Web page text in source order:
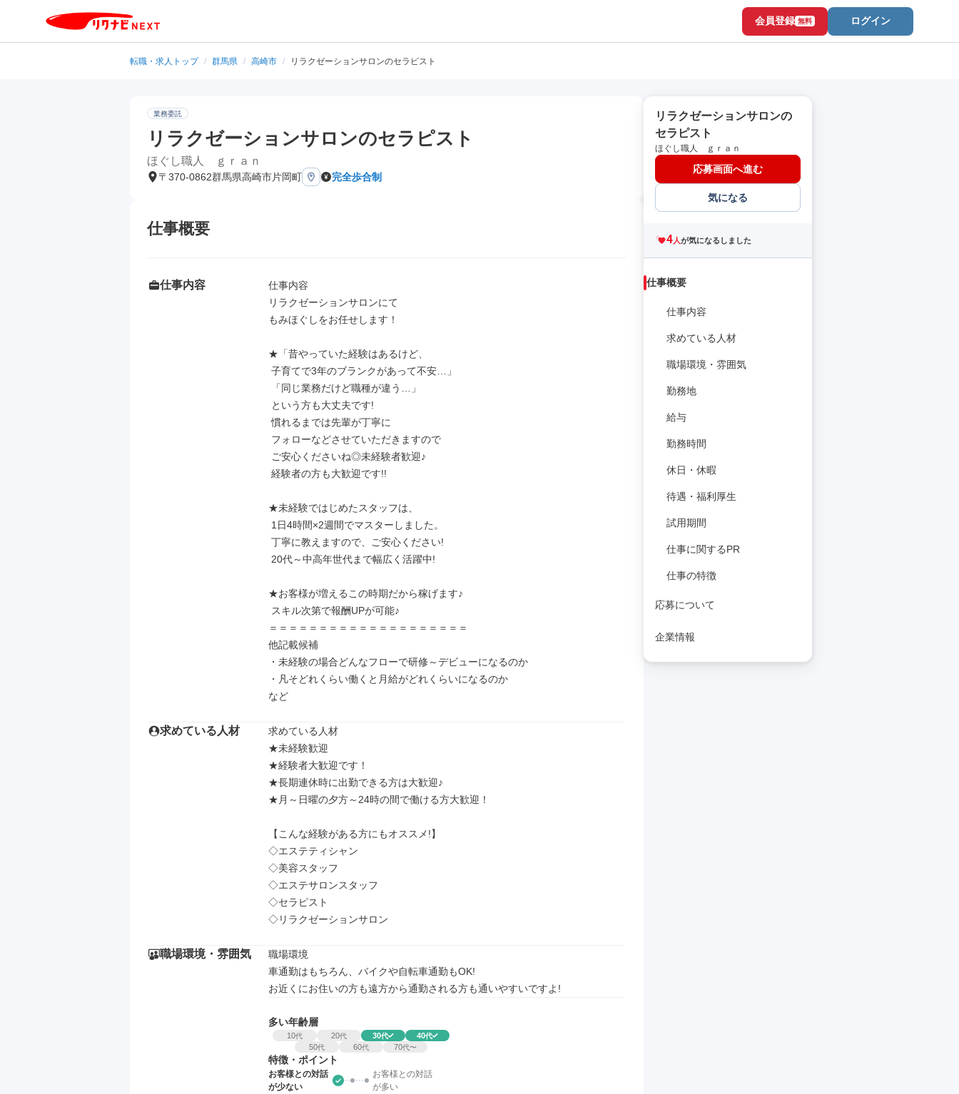
会員登録 無料 ログイン
転職・求人トップ / 群馬県 / 高崎市 / リラクゼーションサロンのセラピスト
業務委託
リラクゼーションサロンのセラピスト
ほぐし職人 ｇｒａｎ
〒370-0862群馬県高崎市片岡町 完全歩合制
仕事概要
仕事内容
仕事内容
リラクゼーションサロンにて
もみほぐしをお任せします！
★「昔やっていた経験はあるけど、
慣れるまでは先輩が丁寧に
★未経験ではじめたスタッフは、
★お客様が増えるこの時期だから稼げます♪
＝＝＝＝＝＝＝＝＝＝＝＝＝＝＝＝＝＝＝＝
他記載候補
・未経験の場合どんなフローで研修～デビューになるのか
・凡そどれくらい働くと月給がどれくらいになるのか
など
求めている人材
求めている人材
★未経験歓迎
★経験者大歓迎です！
★長期連休時に出勤できる方は大歓迎♪
★月～日曜の夕方～24時の間で働ける方大歓迎！
【こんな経験がある方にもオススメ!】
◇エステティシャン
◇美容スタッフ
◇エステサロンスタッフ
◇セラピスト
◇リラクゼーションサロン
職場環境・雰囲気
職場環境
車通勤はもちろん、バイクや自転車通勤もOK!
お近くにお住いの方も遠方から通勤される方も通いやすいですよ!
多い年齢層
10代 20代 30代 40代
50代 60代 70代〜
特徴・ポイント
お客様との対話
が少ない
お客様との対話
が多い
リラクゼーションサロンの
セラピスト
ほぐし職人 ｇｒａｎ
応募画面へ進む
気になる
4人が気になるしました
仕事概要
仕事内容
求めている人材
職場環境・雰囲気
勤務地
給与
勤務時間
休日・休暇
待遇・福利厚生
試用期間
仕事に関するPR
仕事の特徴
応募について
企業情報